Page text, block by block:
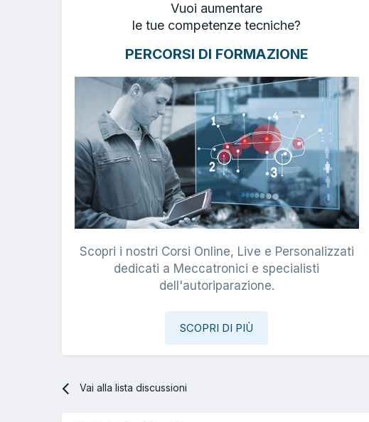
Vuoi aumentare
le tue competenze tecniche?
PERCORSI DI FORMAZIONE
Scopri i nostri Corsi Online, Live e Personalizzati
dedicati a Meccatronici e specialisti
dell'autoriparazione.
SCOPRI DI PIÙ
Vai alla lista discussioni